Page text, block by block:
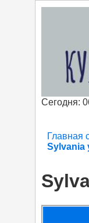
Сегодня:
Главная
Sylvania